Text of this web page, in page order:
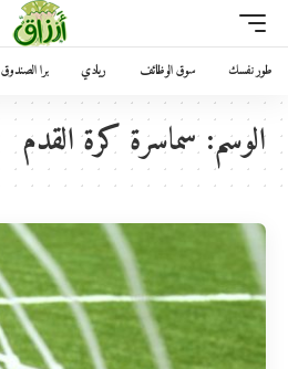
طور نفسك سوق الوظائف ريادي برا الصندوق
الوسم:سماسرة كرة القدم